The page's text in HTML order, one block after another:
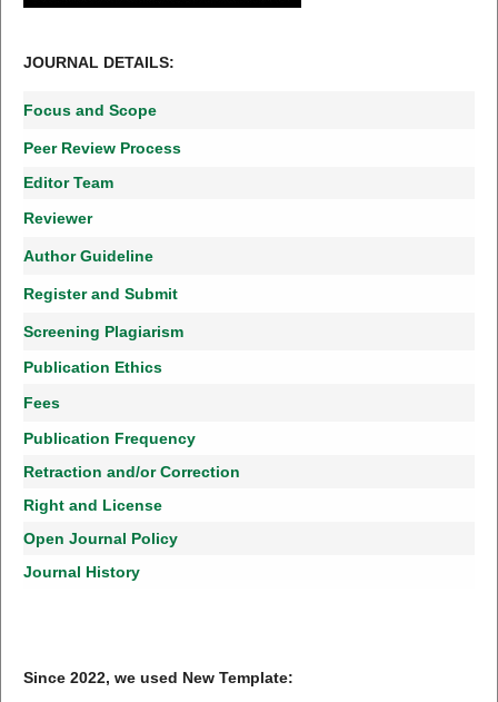
JOURNAL DETAILS:
Focus and Scope
Peer Review Process
Editor Team
Reviewer
Author Guideline
Register and Submit
Screening Plagiarism
Publication Ethics
Fees
Publication Frequency
Retraction and/or Correction
Right and License
Open Journal Policy
Journal History
Since 2022, we used New Template: